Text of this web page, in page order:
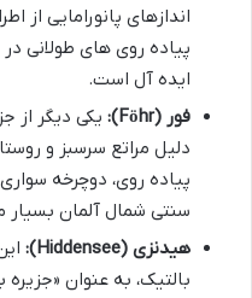
اندازهای پانورامایی از
پیاده روی های طولانی
ایده آل است.
فور (Föhr):
یکی دیگر از
دلیل مراتع سرسبز و
پیاده روی، دوچرخه
سنتی شمال آلمان
هیدنزی (Hiddensee):
بالتیک، به عنوان